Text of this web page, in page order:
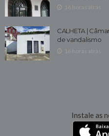
CALHETA |
de vandalismo
Instale as